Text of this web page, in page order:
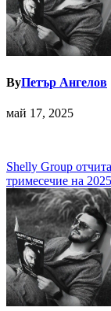
ByПетър Ангелов
май 17, 2025
Навигация
Shelly Group
тримесечие на